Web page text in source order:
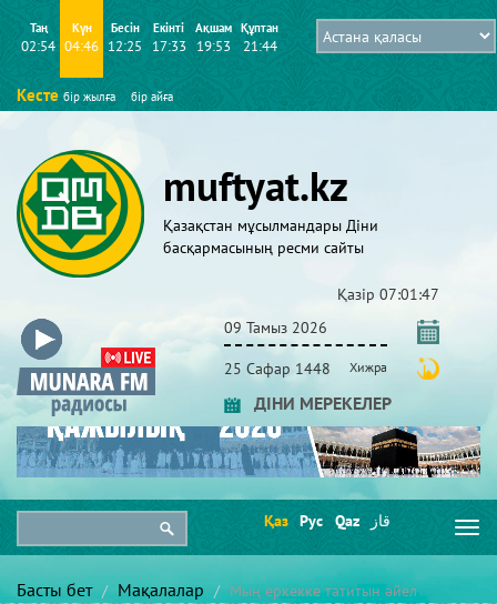
Таң
02:54
Күн
04:46
Бесін
12:25
Екінті
17:33
Ақшам
19:53
Құптан
21:44
Кесте бір жылға бір айға
muftyat.kz
Қазақстан мұсылмандары Діни
басқармасының ресми сайты
Қазір 07:01:47
09 Тамыз 2026
25 Сафар 1448 Хижра
ДІНИ МЕРЕКЕЛЕР
Қаз Рус Qaz قاز
Басты бет Мақалалар Мың еркекке татитын әйел